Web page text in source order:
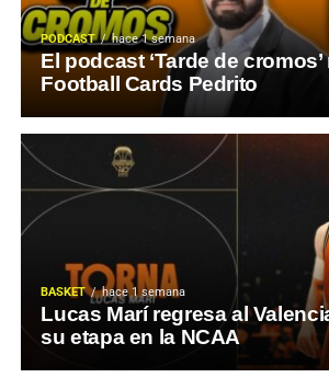
PODCAST hace 1 semana
El podcast ‘Tarde de
Football Cards Pedrito
BASKET hace 1 semana
Lucas Marí regresa al
su etapa en la NCAA